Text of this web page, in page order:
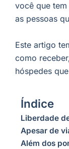
você que
as pessoas
Este artigo
como
hóspedes
Índice
Liberdade
Apesar de
Além dos